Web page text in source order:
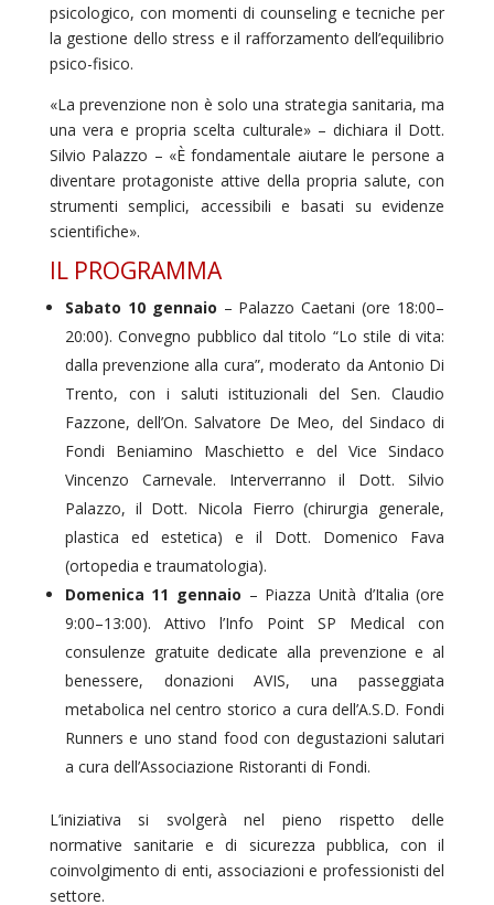
psicologico, con momenti di counseling e tecniche per
la gestione dello stress e il rafforzamento dell’equilibrio
psico-fisico.
«La prevenzione non è solo una strategia sanitaria, ma
una vera e propria scelta culturale» – dichiara il Dott.
Silvio Palazzo – «È fondamentale aiutare le persone a
diventare protagoniste attive della propria salute, con
strumenti semplici, accessibili e basati su evidenze
scientifiche».
IL PROGRAMMA
Sabato 10 gennaio – Palazzo Caetani (ore 18:00–
20:00). Convegno pubblico dal titolo “Lo stile di vita:
dalla prevenzione alla cura”, moderato da Antonio Di
Trento, con i saluti istituzionali del Sen. Claudio
Fazzone, dell’On. Salvatore De Meo, del Sindaco di
Fondi Beniamino Maschietto e del Vice Sindaco
Vincenzo Carnevale. Interverranno il Dott. Silvio
Palazzo, il Dott. Nicola Fierro (chirurgia generale,
plastica ed estetica) e il Dott. Domenico Fava
(ortopedia e traumatologia).
Domenica 11 gennaio – Piazza Unità d’Italia (ore
9:00–13:00). Attivo l’Info Point SP Medical con
consulenze gratuite dedicate alla prevenzione e al
benessere, donazioni AVIS, una passeggiata
metabolica nel centro storico a cura dell’A.S.D. Fondi
Runners e uno stand food con degustazioni salutari
a cura dell’Associazione Ristoranti di Fondi.
L’iniziativa si svolgerà nel pieno rispetto delle
normative sanitarie e di sicurezza pubblica, con il
coinvolgimento di enti, associazioni e professionisti del
settore.